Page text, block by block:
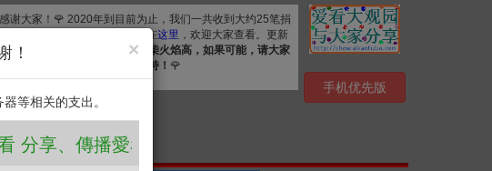
谢大家！🌹 2020年到目前为止，我们一共收到大约25笔捐
，净收$777.83. 详细清单公布在这里 ，欢迎大家查看。更新
大量的时间和资源，
众人拾柴火焰高，如果可能，请大家
赠支持爱看。衷心感谢您的支持！ 🌹
手机优先版
×
！
等相关的支出。
、傳播愛看 ❤️